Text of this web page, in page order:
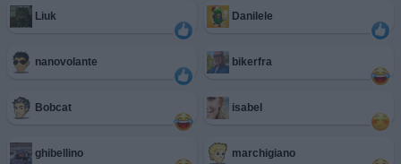
Liuk Danilele
nanovolante bikerfra
Bobcat isabel
ghibellino marchigiano